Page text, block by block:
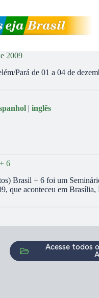
2009
Pará de 01 a 04 de
|inglês
6
Brasil + 6 foi um
aconteceu em Brasília,
Acesse todos